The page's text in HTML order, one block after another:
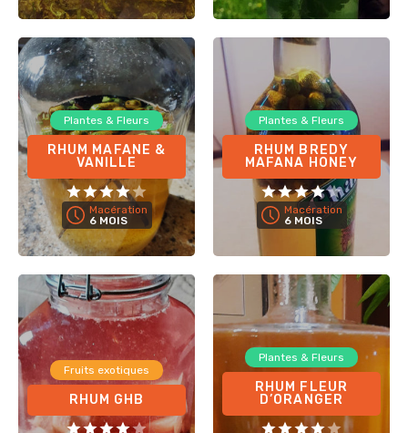
Plantes & Fleurs
RHUM MAFANE &
VANILLE
Macération
6 MOIS
Plantes & Fleurs
RHUM BREDY
MAFANA HONEY
Macération
6 MOIS
Fruits exotiques
RHUM GHB
Plantes & Fleurs
RHUM FLEUR
D’ORANGER